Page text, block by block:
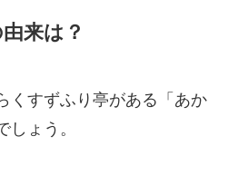
来は？
くすずふり亭がある「あか
しょう。